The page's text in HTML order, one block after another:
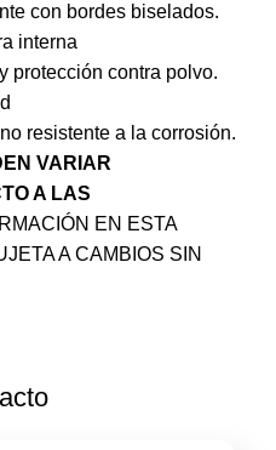
con bordes biselados.
interna
protección contra polvo.
resistente a la corrosión.
VARIAR
A LAS
EN ESTA
A CAMBIOS SIN